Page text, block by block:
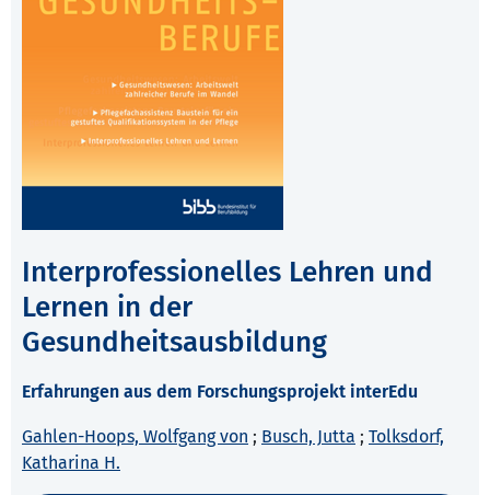
Interprofessionelles Lehren und
Lernen in der
Gesundheitsausbildung
Erfahrungen aus dem Forschungsprojekt interEdu
Gahlen-Hoops, Wolfgang von ; Busch, Jutta ; Tolksdorf,
Katharina H.